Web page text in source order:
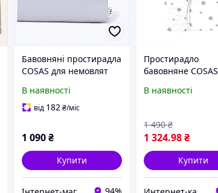
Бавовняні простирадла
COSAS для немовлят
одиниці, 7697B69A0
В наявності
від 182₴/міс
1 090₴
Купити
Простирадло
бавовняне COSAS
висотою 20 см
В наявності
1 324.98 ₴
1 490 ₴
Купити